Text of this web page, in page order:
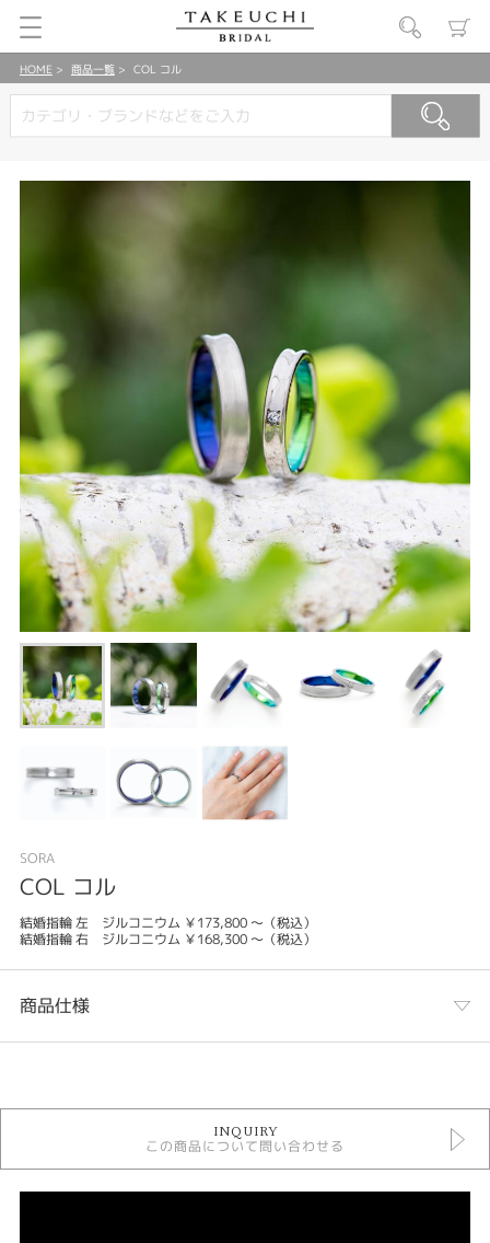
HOME 商品一覧 COL コル
SORA
COL コル
結婚指輪 左 ジルコニウム ￥173,800 ～（税込）
結婚指輪 右 ジルコニウム ￥168,300 ～（税込）
商品仕様
結婚指輪
人気ブランド結婚指輪
結婚指輪 ストレート
INQUIRY
この商品について問い合わせる